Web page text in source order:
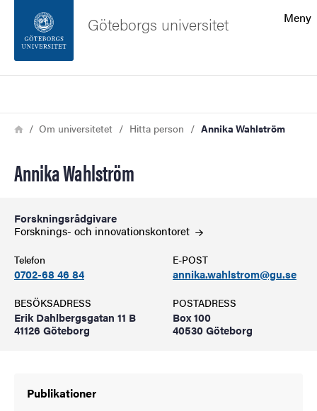
Sidfoten
Meny
Göteborgs universitet
Länkstig
HemOm universitetet Hitta person Annika Wahlström
Annika Wahlström
Forskningsrådgivare
Forsknings- och innovationskontoret
Telefon
0702-68 46 84
E-POST
annika.wahlstrom@gu.se
BESÖKSADRESS
Erik Dahlbergsgatan 11 B
41126 Göteborg
POSTADRESS
Box 100
40530 Göteborg
Publikationer